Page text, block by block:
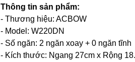
Thông tin sản phẩm:
- Thương hiệu: ACBOW
- Model: W220DN
- Số ngăn: 2 ngăn xoay + 0 ngăn tĩnh
- Kích thước: Ngang 27cm x Rộng